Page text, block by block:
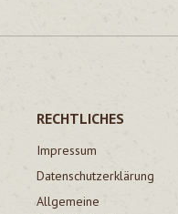
RECHTLICHES
Impressum
Datenschutzerklärung
Allgemeine